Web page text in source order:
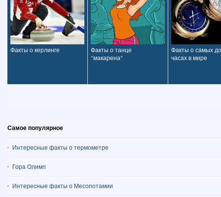
Факты о керлинге
Факты о танце
"макарена"
Факты о самых
часах в мире
Самое популярное
Интересные факты о термометре
Гора Олимп
Интересные факты о Месопотамии